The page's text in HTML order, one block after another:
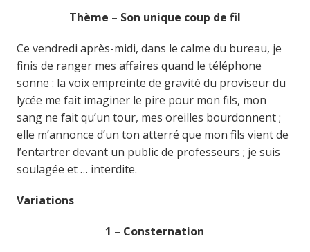
Thème – Son unique coup de fil
Ce vendredi après-midi, dans le calme du bureau, je
finis de ranger mes affaires quand le téléphone
sonne : la voix empreinte de gravité du proviseur du
lycée me fait imaginer le pire pour mon fils, mon
sang ne fait qu’un tour, mes oreilles bourdonnent ;
elle m’annonce d’un ton atterré que mon fils vient de
l’entartrer devant un public de professeurs ; je suis
soulagée et … interdite.
Variations
1 – Consternation